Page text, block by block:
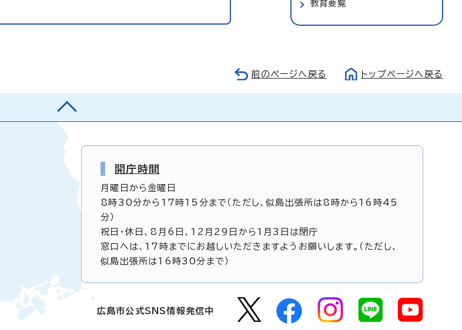
教育要覧
前のページへ戻る トップページへ戻る
開庁時間
月曜日から金曜日
8時30分から17時15分まで（ただし、似島出張所は8時から16時45
分）
祝日・休日、8月6日、12月29日から1月3日は閉庁
窓口へは、17時までにお越しいただきますようお願いします。（ただし、
似島出張所は16時30分まで）
広島市公式SNS情報発信中